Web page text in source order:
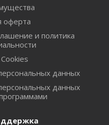
оферта
и политика
данных
данных